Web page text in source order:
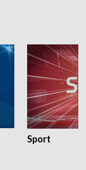
Sport